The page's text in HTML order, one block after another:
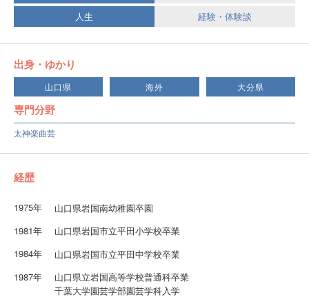
人生
経験・体験談
出身・ゆかり
山口県 海外 大分県
専門分野
太神楽曲芸
経歴
1975年
山口県岩国南幼稚園卒園
1981年
山口県岩国市立平田小学校卒業
1984年
山口県岩国市立平田中学校卒業
1987年
山口県立岩国高等学校普通科卒業
千葉大学園芸学部園芸学科入学